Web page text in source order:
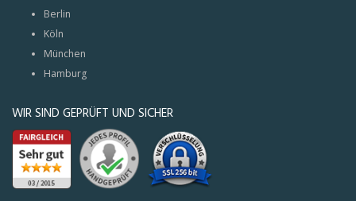
Berlin
Köln
München
Hamburg
WIR SIND GEPRÜFT UND SICHER